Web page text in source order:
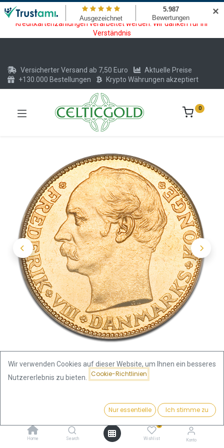
Wartungsarbeiten am Kreditkarten und Krypto Bezahlmodul. In der
Zeit vom 20.07. - 09.08.2026 können keine Krypto oder
Kreditkartenzahlungen verarbeitet werden. Wir danken für Ihr
Verständnis
Preis:
963,81€ Kaufen
Home Search
0
Wishlist Konto
Versicherter Versand ab 7,50 Euro
Aktuelle Preise
+130.000 Bestellungen
Krypto Währungen akzeptiert
0
20 Kronen Frederik VIII. Goldmünze | 1908-1912 | Dänemark
20 Kronen Frederik VIII.
Wir verwenden Cookies auf dieser Website, um Ihnen ein besseres
Nutzererlebnis zu bieten.
Cookie-Richtlinien
Nur essentielle Ich stimme zu
✕